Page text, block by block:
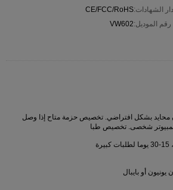
الشهادات:CE/FCC/RoHS
رقم الموديل:VW602
محايد بشكل افتراضي. تخصيص حزمة متاح إذا وصل
أو بايبال